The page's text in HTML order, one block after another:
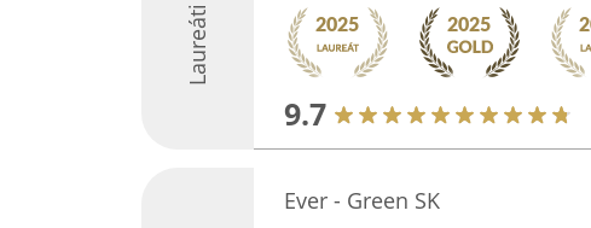
Laureáti
9.7
Ever - Green SK